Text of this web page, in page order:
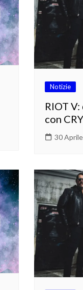
Notizie
RIOT
con
30